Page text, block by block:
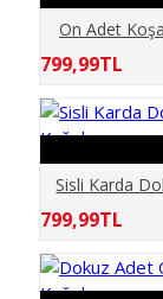
CAFE
DENİZ
DENİZLATI
On Adet
799,99TL
Sisli Karda
799,99TL